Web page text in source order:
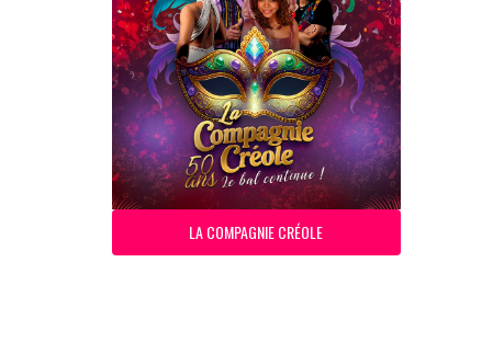
LA COMPAGNIE CRÉOLE